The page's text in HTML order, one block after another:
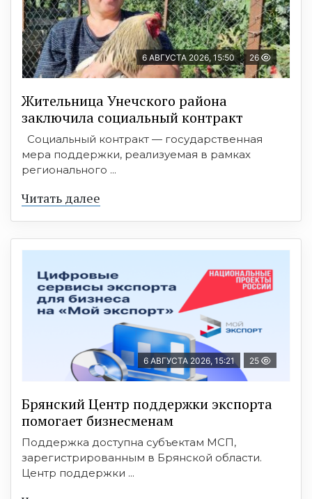
6 АВГУСТА 2026, 15:50 26
Жительница Унечского района
заключила социальный контракт
Социальный контракт — государственная
мера поддержки, реализуемая в рамках
регионального ...
Читать далее
6 АВГУСТА 2026, 15:21 25
Брянский Центр поддержки экспорта
помогает бизнесменам
Поддержка доступна субъектам МСП,
зарегистрированным в Брянской области.
Центр поддержки ...